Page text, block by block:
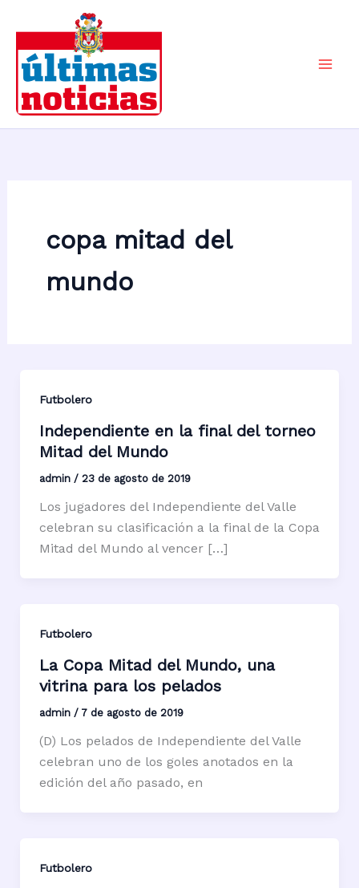
contenido
copa mitad del
mundo
Futbolero
Independiente en la final del torneo
Mitad del Mundo
admin / 23 de agosto de 2019
Los jugadores del Independiente del Valle
celebran su clasificación a la final de la Copa
Mitad del Mundo al vencer […]
Futbolero
La Copa Mitad del Mundo, una
vitrina para los pelados
admin / 7 de agosto de 2019
(D) Los pelados de Independiente del Valle
celebran uno de los goles anotados en la
edición del año pasado, en
Futbolero